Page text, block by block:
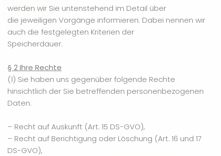
werden wir Sie untenstehend im Detail über
die jeweiligen Vorgänge informieren. Dabei nennen wir
auch die festgelegten Kriterien der
Speicherdauer.
§ 2 Ihre Rechte
(1) Sie haben uns gegenüber folgende Rechte
hinsichtlich der Sie betreffenden personenbezogenen
Daten:
– Recht auf Auskunft (Art. 15 DS-GVO),
– Recht auf Berichtigung oder Löschung (Art. 16 und 17
DS-GVO),